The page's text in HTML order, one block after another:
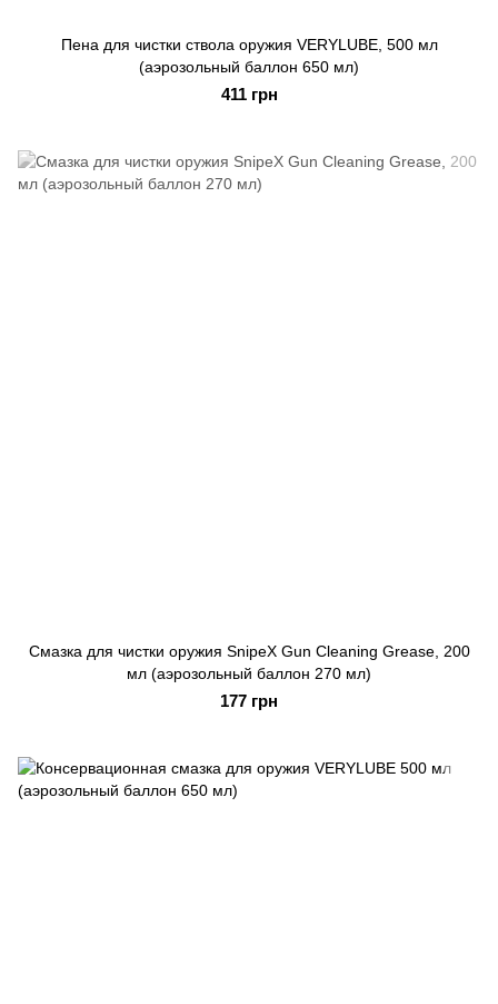
Пена для чистки ствола оружия VERYLUBE, 500 мл
(аэрозольный баллон 650 мл)
411 грн
Смазка для чистки оружия SnipeX Gun Cleaning Grease, 200
мл (аэрозольный баллон 270 мл)
177 грн